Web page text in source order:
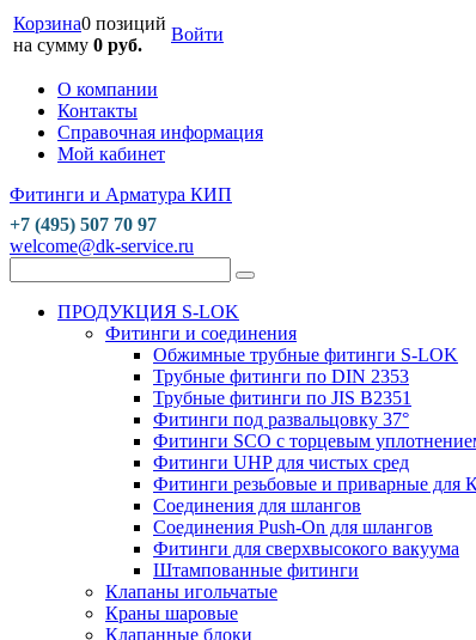
Корзина0 позиций
на сумму 0 руб.
Войти
О компании
Контакты
Справочная информация
Мой кабинет
Фитинги и Арматура КИП
+7 (495) 507 70 97
welcome@dk-service.ru
ПРОДУКЦИЯ S-LOK
Фитинги и соединения
Обжимные трубные фитинги S-LOK
Трубные фитинги по DIN 2353
Трубные фитинги по JIS B2351
Фитинги под развальцовку 37°
Фитинги SCO с торцевым
Фитинги UHP для чистых сред
Фитинги резьбовые и приварные
Соединения для шлангов
Соединения Push-On для шлангов
Фитинги для сверхвысокого вакуума
Штампованные фитинги
Клапаны игольчатые
Краны шаровые
Клапанные блоки